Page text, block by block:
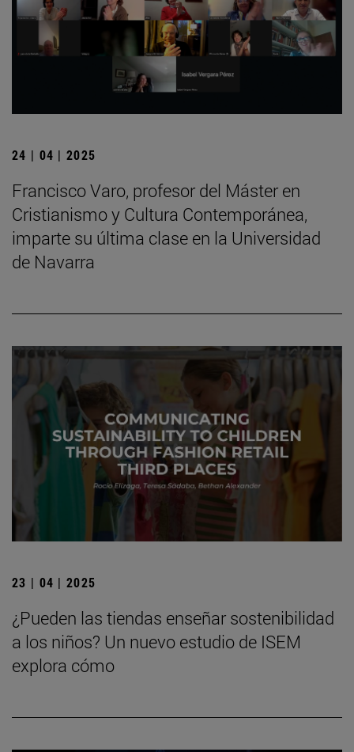
24 | 04 | 2025
Francisco Varo, profesor del Máster en
Cristianismo y Cultura Contemporánea,
imparte su última clase en la Universidad
de Navarra
23 | 04 | 2025
¿Pueden las tiendas enseñar sostenibilidad
a los niños? Un nuevo estudio de ISEM
explora cómo